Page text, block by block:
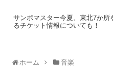
サンボマスター今夏、東北7か所
るチケット情報についても！
ホーム 音楽